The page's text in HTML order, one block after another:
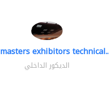
masters exhibitors technical..
الديكور الداخلي